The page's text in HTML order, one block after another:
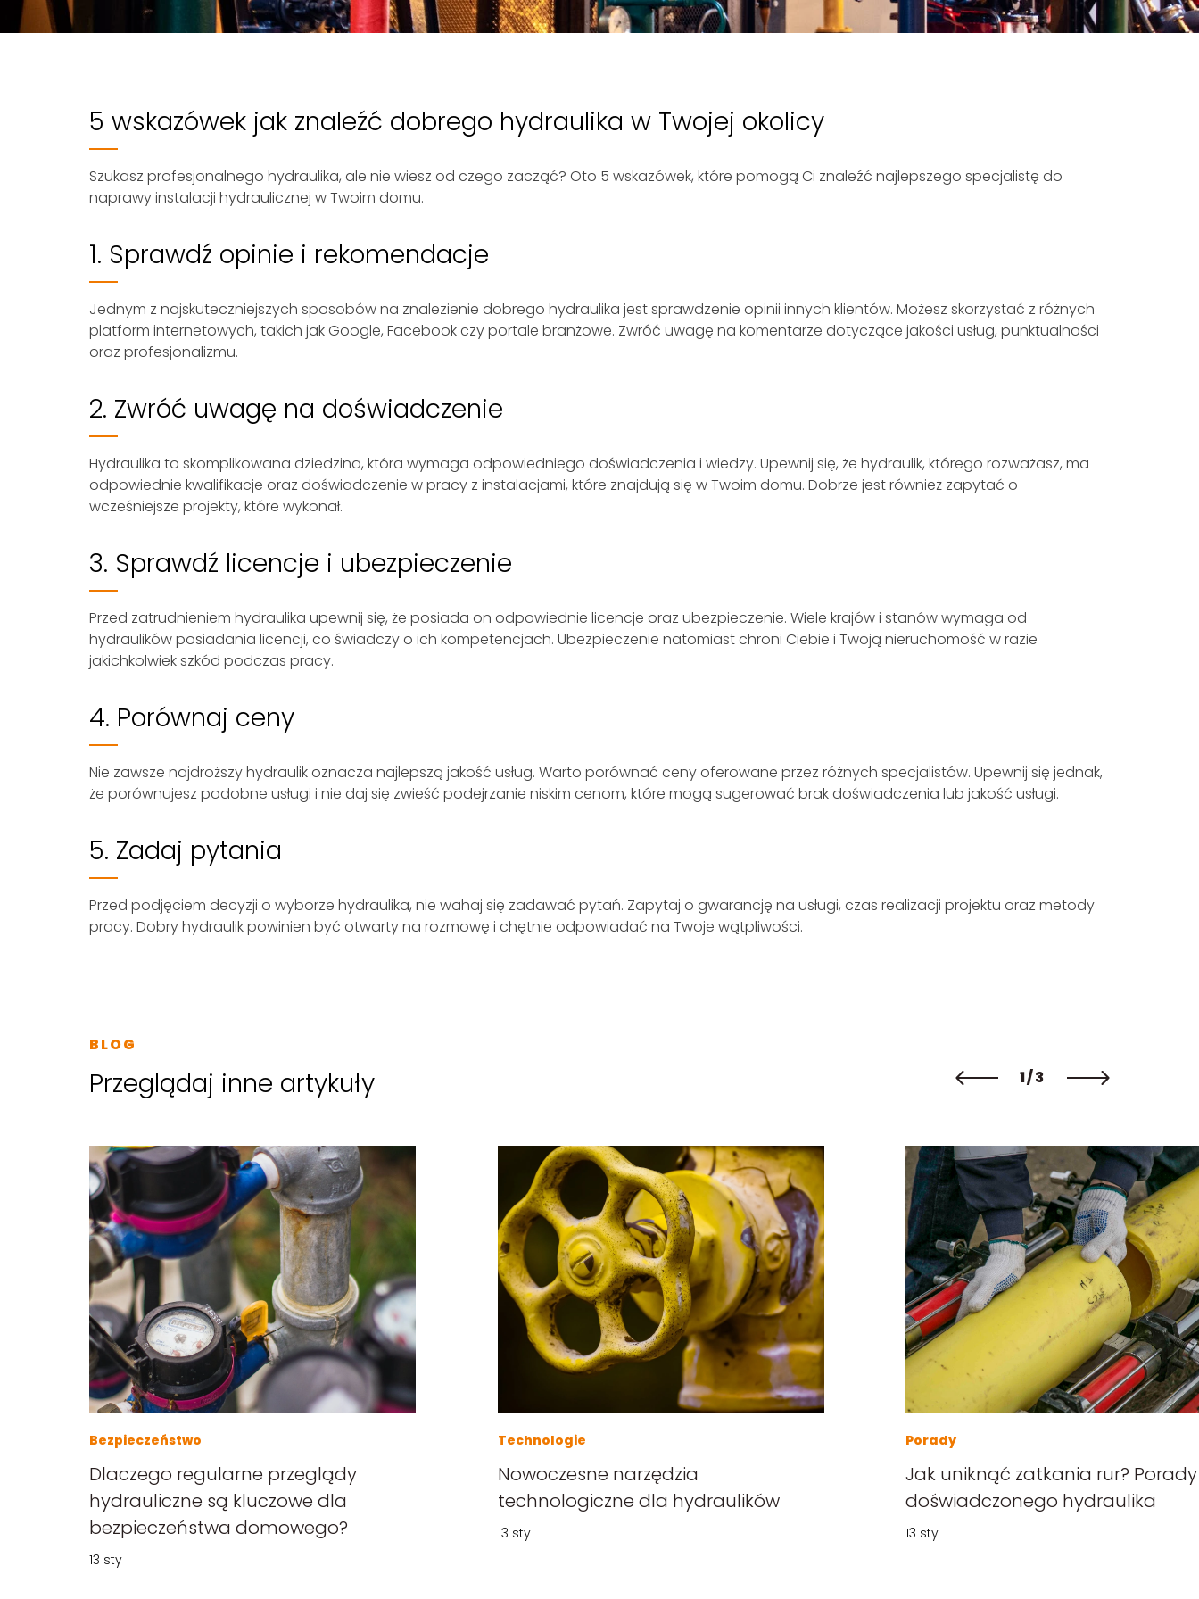
5 wskazówek jak znaleźć dobrego hydraulika w Twojej okolicy
Szukasz profesjonalnego hydraulika, ale nie wiesz od czego zacząć? Oto 5 wskazówek, które pomogą Ci znaleźć najlepszego specjalistę do
naprawy instalacji hydraulicznej w Twoim domu.
1. Sprawdź opinie i rekomendacje
Jednym z najskuteczniejszych sposobów na znalezienie dobrego hydraulika jest sprawdzenie opinii innych klientów. Możesz skorzystać z różnych
platform internetowych, takich jak Google, Facebook czy portale branżowe. Zwróć uwagę na komentarze dotyczące jakości usług, punktualności
oraz profesjonalizmu.
2. Zwróć uwagę na doświadczenie
Hydraulika to skomplikowana dziedzina, która wymaga odpowiedniego doświadczenia i wiedzy. Upewnij się, że hydraulik, którego rozważasz, ma
odpowiednie kwalifikacje oraz doświadczenie w pracy z instalacjami, które znajdują się w Twoim domu. Dobrze jest również zapytać o
wcześniejsze projekty, które wykonał.
3. Sprawdź licencje i ubezpieczenie
Przed zatrudnieniem hydraulika upewnij się, że posiada on odpowiednie licencje oraz ubezpieczenie. Wiele krajów i stanów wymaga od
hydraulików posiadania licencji, co świadczy o ich kompetencjach. Ubezpieczenie natomiast chroni Ciebie i Twoją nieruchomość w razie
jakichkolwiek szkód podczas pracy.
4. Porównaj ceny
Nie zawsze najdroższy hydraulik oznacza najlepszą jakość usług. Warto porównać ceny oferowane przez różnych specjalistów. Upewnij się jednak,
że porównujesz podobne usługi i nie daj się zwieść podejrzanie niskim cenom, które mogą sugerować brak doświadczenia lub jakość usługi.
5. Zadaj pytania
Przed podjęciem decyzji o wyborze hydraulika, nie wahaj się zadawać pytań. Zapytaj o gwarancję na usługi, czas realizacji projektu oraz metody
pracy. Dobry hydraulik powinien być otwarty na rozmowę i chętnie odpowiadać na Twoje wątpliwości.
BLOG
Przeglądaj inne artykuły 1/3
Bezpieczeństwo
Dlaczego regularne przeglądy
hydrauliczne są kluczowe dla
bezpieczeństwa domowego?
13 sty
Technologie
Nowoczesne narzędzia
technologiczne dla hydraulików
13 sty
Porady
Jak uniknąć zatkania rur? Porady od
doświadczonego hydraulika
13 sty